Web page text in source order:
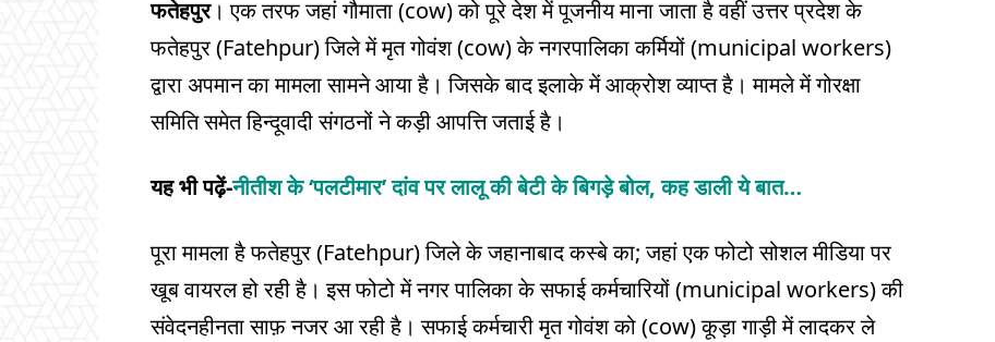
फतेहपुर। एक तरफ जहां गौमाता (cow) को पूरे देश में पूजनीय माना जाता है वहीं उत्तर प्रदेश के
फतेहपुर (Fatehpur) जिले में मृत गोवंश (cow) के नगरपालिका कर्मियों (municipal workers)
द्वारा अपमान का मामला सामने आया है। जिसके बाद इलाके में आक्रोश व्याप्त है। मामले में गोरक्षा
समिति समेत हिन्दूवादी संगठनों ने कड़ी आपत्ति जताई है।
यह भी पढ़ें-नीतीश के ‘पलटीमार’ दांव पर लालू की बेटी के बिगड़े बोल, कह डाली ये बात…
पूरा मामला है फतेहपुर (Fatehpur) जिले के जहानाबाद कस्बे का; जहां एक फोटो सोशल मीडिया पर
खूब वायरल हो रही है। इस फोटो में नगर पालिका के सफाई कर्मचारियों (municipal workers) की
संवेदनहीनता साफ़ नजर आ रही है। सफाई कर्मचारी मृत गोवंश को (cow) कूड़ा गाड़ी में लादकर ले